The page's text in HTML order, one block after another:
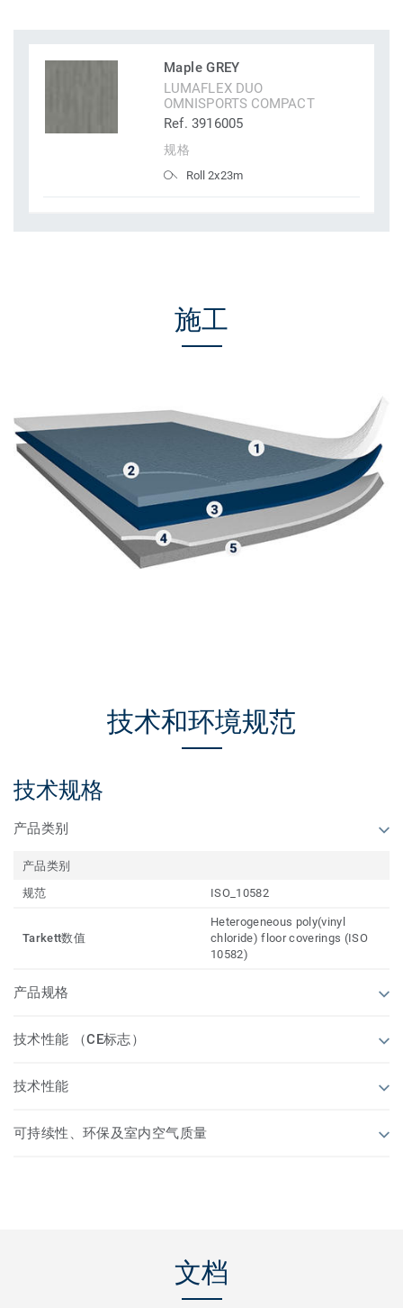
Maple GREY
LUMAFLEX DUO
OMNISPORTS COMPACT
Ref. 3916005
规格
Roll 2x23m
施工
技术和环境规范
技术规格
产品类别
产品类别
规范
ISO_10582
Tarkett数值
Heterogeneous poly(vinyl
chloride) floor coverings (ISO
10582)
产品规格
技术性能 （CE标志）
技术性能
可持续性、环保及室内空气质量
文档